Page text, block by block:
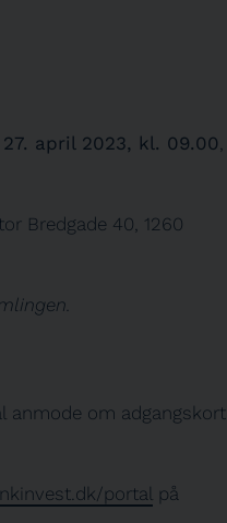
april 2023, kl. 09.00, i
Bredgade 40, 1260
anmode om adgangskort
portal på